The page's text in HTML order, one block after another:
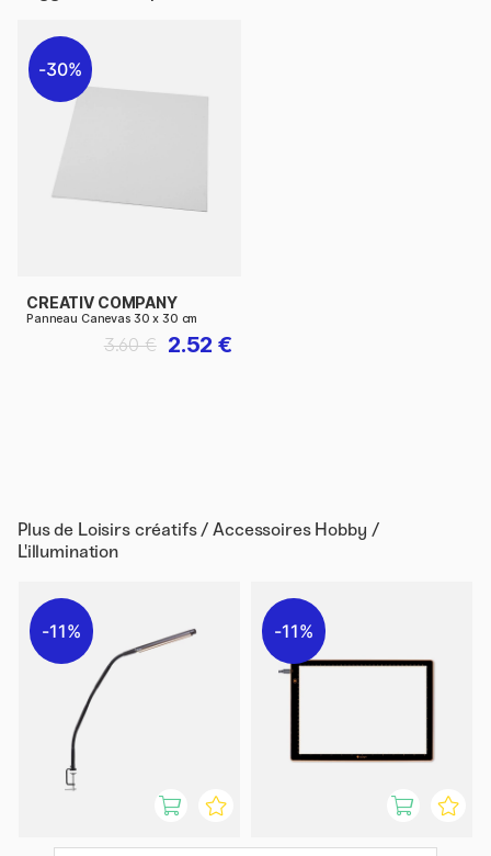
30%
CREATIV COMPANY
Panneau Canevas 30 x 30 cm
2.52 €
3.60 €
Plus de Loisirs créatifs / Accessoires Hobby /
L'illumination
11% 11%